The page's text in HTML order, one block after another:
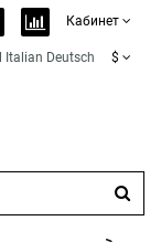
Кабинет
Italian Deutsch $